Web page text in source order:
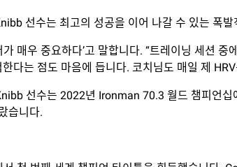
선수는 최고의 성공을 이어 나갈 수 있는 폭발
매우 중요하다’고 말합니다. “트레이닝 세션
는 점도 마음에 듭니다. 코치님도 매일 제
선수는 2022년 Ironman 70.3 월드 챔피언
습니다.